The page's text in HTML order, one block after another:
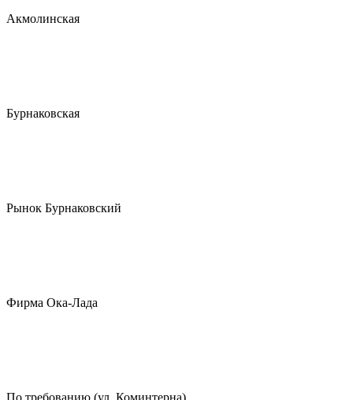
Акмолинская
Бурнаковская
Рынок Бурнаковский
Фирма Ока-Лада
По требованию (ул. Коминтерна)